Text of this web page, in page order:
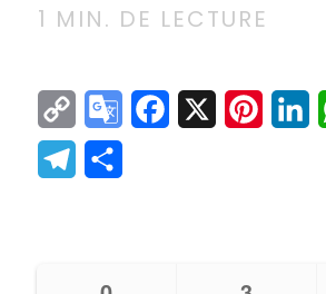
1 MIN. DE LECTURE
Copy
Link
GoogleFacebook
X
Telegram